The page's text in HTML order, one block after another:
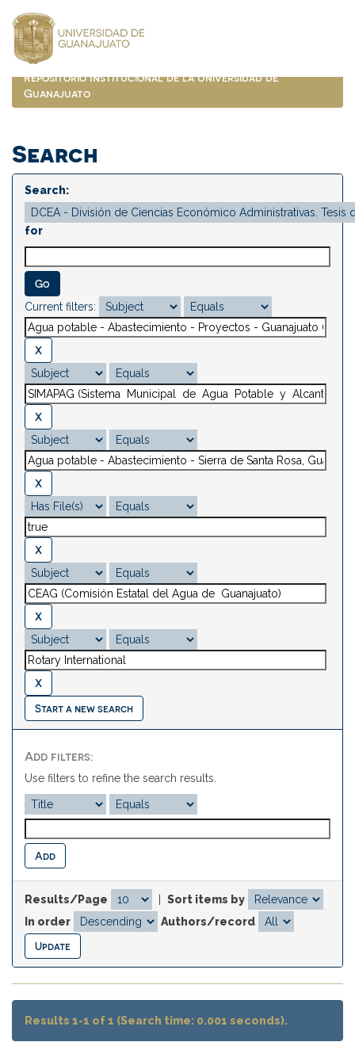
navigation
Repositorio Institucional de la Universidad de
Guanajuato
Search
Search:
for
Current filters:
Start a new search
Add filters:
Use filters to refine the search results.
Results/Page
Sort items by
In order
Authors/record
Results 1-1 of 1 (Search time: 0.001 seconds).